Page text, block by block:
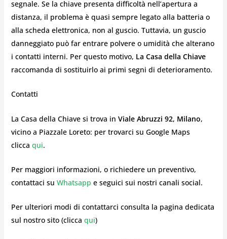
segnale. Se la chiave presenta difficoltà nell’apertura a
distanza, il problema è quasi sempre legato alla batteria o
alla scheda elettronica, non al guscio. Tuttavia, un guscio
danneggiato può far entrare polvere o umidità che alterano
i contatti interni. Per questo motivo, La Casa della Chiave
raccomanda di sostituirlo ai primi segni di deterioramento.
Contatti
La Casa della Chiave si trova in Viale Abruzzi 92, Milano,
vicino a Piazzale Loreto: per trovarci su Google Maps
clicca qui.
Per maggiori informazioni, o richiedere un preventivo,
contattaci su Whatsapp e seguici sui nostri canali social.
Per ulteriori modi di contattarci consulta la pagina dedicata
sul nostro sito (clicca qui)